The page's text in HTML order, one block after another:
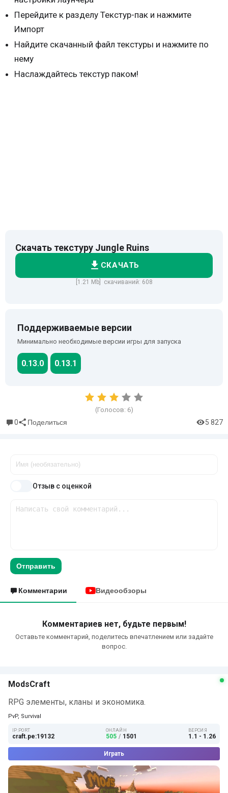
Перейдите к разделу Текстур-пак и нажмите
Импорт
Найдите скачанный файл текстуры и нажмите по
нему
Наслаждайтесь текстур паком!
Скачать текстуру Jungle Ruins
СКАЧАТЬ
[1.21 Mb] скачиваний: 608
Поддерживаемые версии
Минимально необходимые версии игры для запуска
0.13.0 0.13.1
(Голосов: 6)
0 Поделиться 5 827
Отзыв с оценкой
Отправить
Комментарии Видеообзоры
Комментариев нет, будьте первым!
Оставьте комментарий, поделитесь впечатлением или задайте
вопрос.
ModsCraft
RPG элементы, кланы и экономика.
PvP, Survival
IP:PORT
craft.pe:19132
ОНЛАЙН
505 / 1501
ВЕРСИЯ
1.1 - 1.26
Играть